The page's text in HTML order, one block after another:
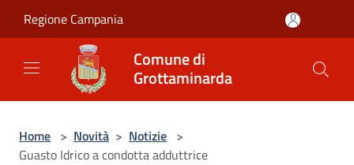
Regione Campania
Comune di
Grottaminarda
Home > Novità > Notizie >
Guasto Idrico a condotta adduttrice